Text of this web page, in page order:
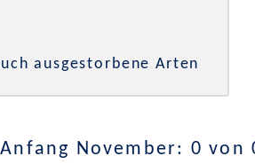
ausgestorbene Arten
November: 0 von